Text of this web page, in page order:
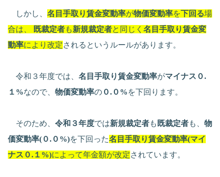
しかし、 名目手取り賃金変動率が物価変動率を下回る場
合は、
既裁定者も新規裁定者と同じく 名目手取り賃金変
動率により改定されるというルールがあります。
令和３年度では、 名目手取り賃金変動率がマイナス０.
１%なので、 物価変動率の０.０%を下回ります。
そのため、 令和３年度では新規裁定者も 既裁定者も、 物
価変動率(０.０%)を下回った名目手取り賃金変動率(マイ
ナス０.１%)によって年金額が改定されています。